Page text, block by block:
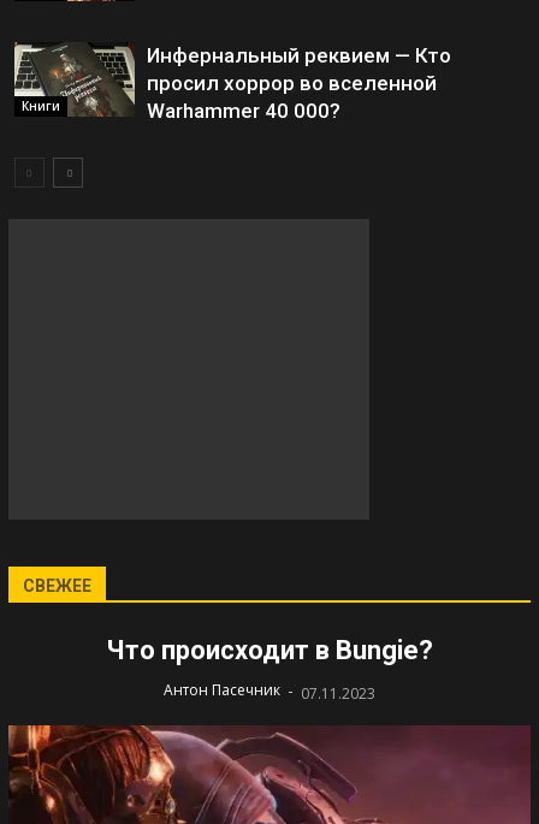
Книги
Инфернальный реквием — Кто
просил хоррор во вселенной
Warhammer 40 000?
СВЕЖЕЕ
Что происходит в Bungie?
Антон Пасечник - 07.11.2023